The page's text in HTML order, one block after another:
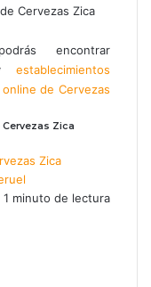
encontrar
establecimientos
de Cervezas
Zica
Zica
1 minuto de lectura